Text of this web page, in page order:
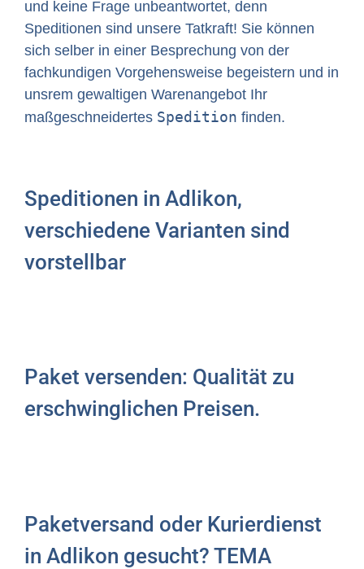
und keine Frage unbeantwortet, denn
Speditionen sind unsere Tatkraft! Sie können
sich selber in einer Besprechung von der
fachkundigen Vorgehensweise begeistern und in
unsrem gewaltigen Warenangebot Ihr
maßgeschneidertes Spedition finden.
Speditionen in Adlikon,
verschiedene Varianten sind
vorstellbar
Paket versenden: Qualität zu
erschwinglichen Preisen.
Paketversand oder Kurierdienst
in Adlikon gesucht? TEMA